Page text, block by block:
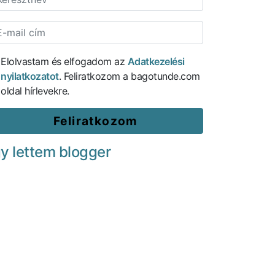
Elolvastam és elfogadom az Adatkezelési
nyilatkozatot. Feliratkozom a bagotunde.com
oldal hírlevekre.
lettem blogger